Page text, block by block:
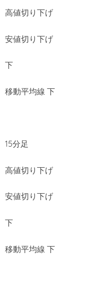
高値切り下げ
安値切り下げ
下
移動平均線 下
15分足
高値切り下げ
安値切り下げ
下
移動平均線 下